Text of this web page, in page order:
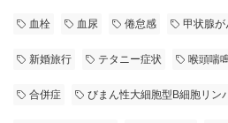
血栓 血尿 倦怠感 甲状腺が
新婚旅行 テタニー症状 喉頭喘
合併症 びまん性大細胞型B細胞リン